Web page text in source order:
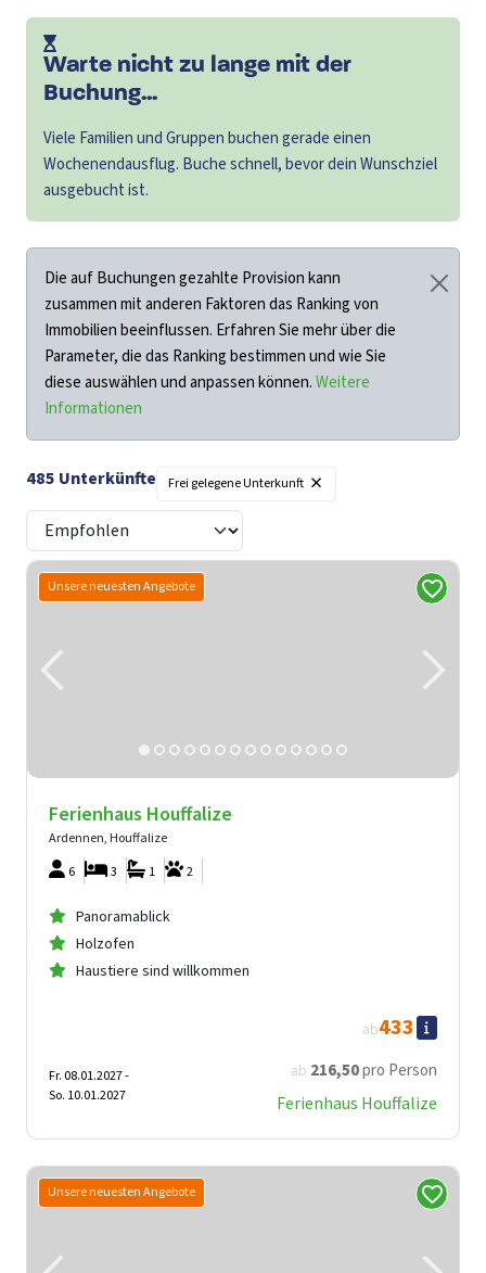
Warte nicht zu lange mit der
Buchung...
Viele Familien und Gruppen buchen gerade einen
Wochenendausflug. Buche schnell, bevor dein Wunschziel
ausgebucht ist.
Die auf Buchungen gezahlte Provision kann
zusammen mit anderen Faktoren das Ranking von
Immobilien beeinflussen. Erfahren Sie mehr über die
Parameter, die das Ranking bestimmen und wie Sie
diese auswählen und anpassen können.Weitere
Informationen
485 Unterkünfte Frei gelegene Unterkunft ×
Unsere neuesten Angebote
Ferienhaus Houffalize
Ardennen, Houffalize
6
2
1
3
Panoramablick
Holzofen
Haustiere sind willkommen
ab 216,50pro Person
ab433
Fr. 08.01.2027 -
So. 10.01.2027
Ferienhaus Houffalize
Unsere neuesten Angebote